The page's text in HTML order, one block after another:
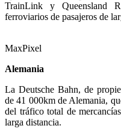
TrainLink y Queensland
ferroviarios de pasajeros de
MaxPixel
Alemania
La Deutsche Bahn, de
de 41 000km de Alemania,
del tráfico total de
larga distancia.